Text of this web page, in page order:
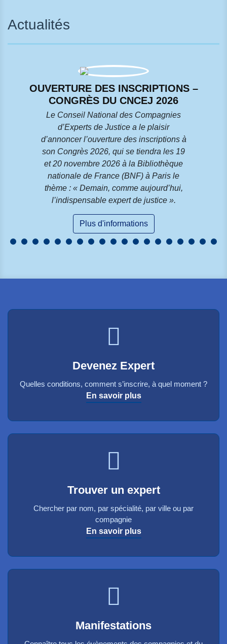
Actualités
OUVERTURE DES INSCRIPTIONS –
CONGRÈS DU CNCEJ 2026
Le Conseil National des Compagnies
d’Experts de Justice a le plaisir
d’annoncer l’ouverture des inscriptions à
son Congrès 2026, qui se tiendra les 19
et 20 novembre 2026 à la Bibliothèque
nationale de France (BNF) à Paris le
thème : « Demain, comme aujourd’hui,
l’indispensable expert de justice ».
Devenez Expert
Quelles conditions, comment s’inscrire, à quel moment ?
En savoir plus
Trouver un expert
Chercher par nom, par spécialité, par ville ou par
compagnie
En savoir plus
Manifestations